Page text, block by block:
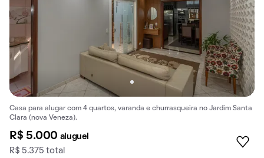
Casa para alugar com 4 quartos, varanda e churrasqueira no Jardim Santa
Clara (nova Veneza).
R$ 5.000 aluguel
R$ 5.375 total